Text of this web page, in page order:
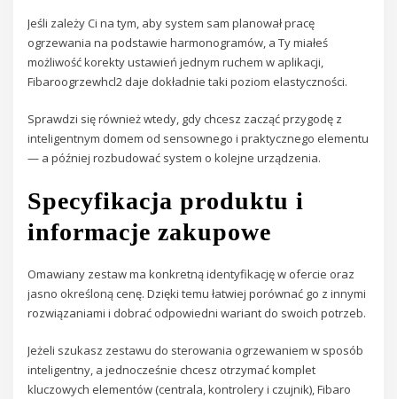
Jeśli zależy Ci na tym, aby system sam planował pracę
ogrzewania na podstawie harmonogramów, a Ty miałeś
możliwość korekty ustawień jednym ruchem w aplikacji,
Fibaroogrzewhcl2 daje dokładnie taki poziom elastyczności.
Sprawdzi się również wtedy, gdy chcesz zacząć przygodę z
inteligentnym domem od sensownego i praktycznego elementu
— a później rozbudować system o kolejne urządzenia.
Specyfikacja produktu i
informacje zakupowe
Omawiany zestaw ma konkretną identyfikację w ofercie oraz
jasno określoną cenę. Dzięki temu łatwiej porównać go z innymi
rozwiązaniami i dobrać odpowiedni wariant do swoich potrzeb.
Jeżeli szukasz zestawu do sterowania ogrzewaniem w sposób
inteligentny, a jednocześnie chcesz otrzymać komplet
kluczowych elementów (centrala, kontrolery i czujnik), Fibaro